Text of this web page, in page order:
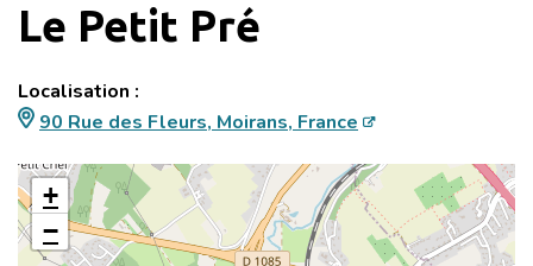
Le Petit Pré
Localisation :
90 Rue des Fleurs, Moirans, France
+
−